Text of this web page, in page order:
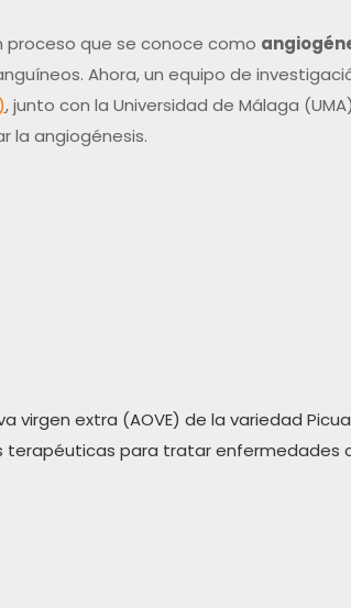
proceso que se conoce como
Ahora, un equipo de
, junto con la Universidad de Málaga
la angiogénesis.
extra (AOVE) de la variedad
terapéuticas para tratar enfermedades